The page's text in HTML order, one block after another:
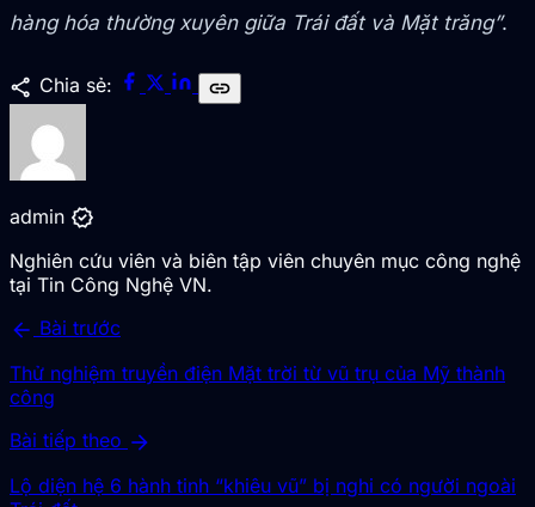
hàng hóa thường xuyên giữa Trái đất và Mặt trăng”.
share Chia sẻ: link
admin verified
Nghiên cứu viên và biên tập viên chuyên mục công nghệ
tại Tin Công Nghệ VN.
arrow_back Bài trước
Thử nghiệm truyền điện Mặt trời từ vũ trụ của Mỹ thành
công
Bài tiếp theo arrow_forward
Lộ diện hệ 6 hành tinh “khiêu vũ” bị nghi có người ngoài